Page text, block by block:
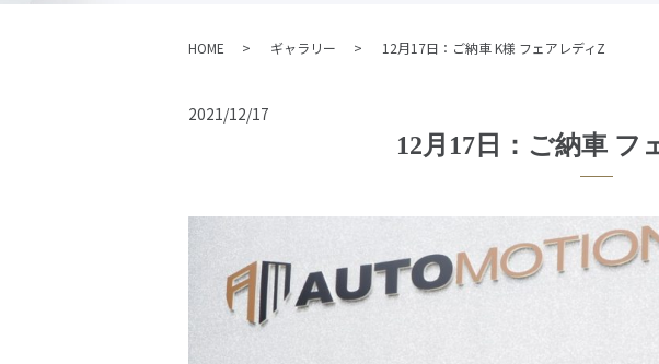
HOME ギャラリー 12月17日：ご納車 K様 フェアレディZ
2021/12/17
12月17日：ご納車 フ